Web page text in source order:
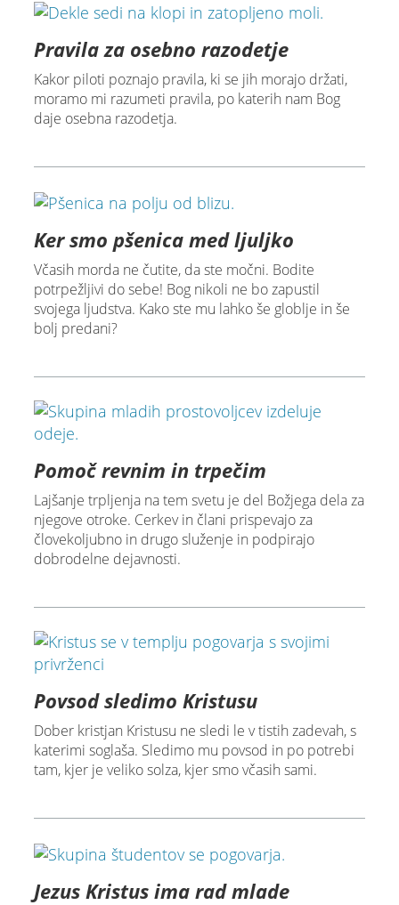
Pravila za osebno razodetje
Kakor piloti poznajo pravila, ki se jih morajo držati,
moramo mi razumeti pravila, po katerih nam Bog
daje osebna razodetja.
Ker smo pšenica med ljuljko
Včasih morda ne čutite, da ste močni. Bodite
potrpežljivi do sebe! Bog nikoli ne bo zapustil
svojega ljudstva. Kako ste mu lahko še globlje in še
bolj predani?
Pomoč revnim in trpečim
Lajšanje trpljenja na tem svetu je del Božjega dela za
njegove otroke. Cerkev in člani prispevajo za
človekoljubno in drugo služenje in podpirajo
dobrodelne dejavnosti.
Povsod sledimo Kristusu
Dober kristjan Kristusu ne sledi le v tistih zadevah, s
katerimi soglaša. Sledimo mu povsod in po potrebi
tam, kjer je veliko solza, kjer smo včasih sami.
Jezus Kristus ima rad mlade